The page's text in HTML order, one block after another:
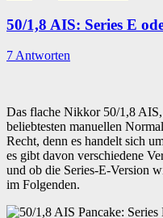
50/1,8 AIS: Series E
7 Antworten
Das flache Nikkor 50/1,8 AIS,
beliebtesten manuellen
Recht, denn es handelt sich
es gibt davon verschiedene
und ob die Series-E-Version
im Folgenden.